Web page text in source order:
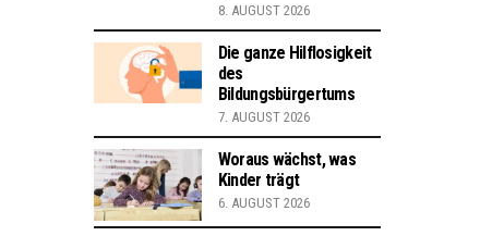
8. AUGUST 2026
Die ganze Hilflosigkeit
des
Bildungsbürgertums
7. AUGUST 2026
Woraus wächst, was
Kinder trägt
6. AUGUST 2026